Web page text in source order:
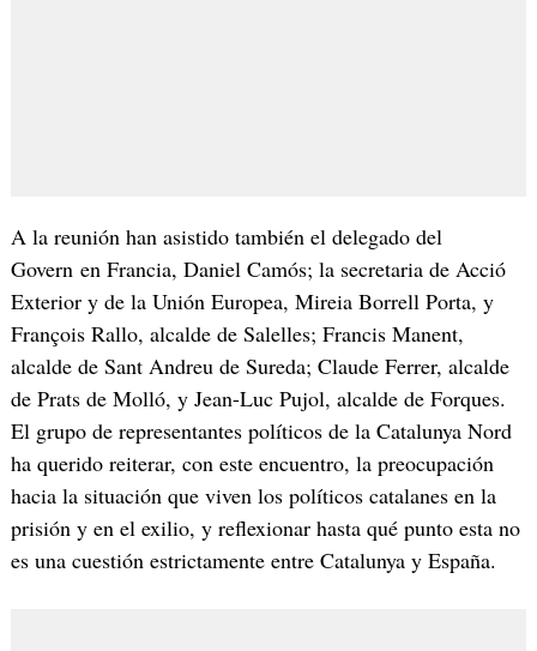
A la reunión han asistido también el delegado del
Govern en Francia, Daniel Camós; la secretaria de Acció
Exterior y de la Unión Europea, Mireia Borrell Porta, y
François Rallo, alcalde de Salelles; Francis Manent,
alcalde de Sant Andreu de Sureda; Claude Ferrer, alcalde
de Prats de Molló, y Jean-Luc Pujol, alcalde de Forques.
El grupo de representantes políticos de la Catalunya Nord
ha querido reiterar, con este encuentro, la preocupación
hacia la situación que viven los políticos catalanes en la
prisión y en el exilio, y reflexionar hasta qué punto esta no
es una cuestión estrictamente entre Catalunya y España.